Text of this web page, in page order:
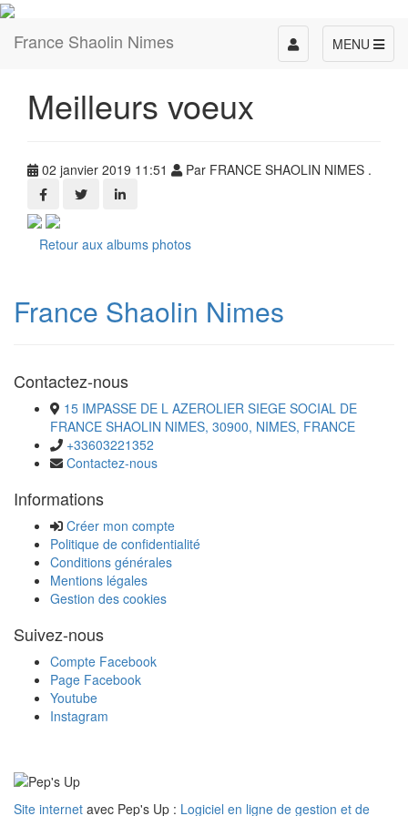
France Shaolin Nimes MENU
Toggle
navigation
Meilleurs voeux
02 janvier 2019 11:51 Par FRANCE SHAOLIN NIMES .
Retour aux albums photos
France Shaolin Nimes
Contactez-nous
15 IMPASSE DE L AZEROLIER SIEGE SOCIAL DE
FRANCE SHAOLIN NIMES, 30900, NIMES, FRANCE
+33603221352
Contactez-nous
Informations
Créer mon compte
Politique de confidentialité
Conditions générales
Mentions légales
Gestion des cookies
Suivez-nous
Compte Facebook
Page Facebook
Youtube
Instagram
Site internet avec Pep's Up : Logiciel en ligne de gestion et de